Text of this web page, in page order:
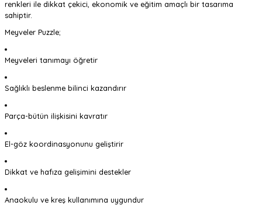
renkleri ile dikkat çekici, ekonomik ve eğitim amaçlı bir tasarıma
sahiptir.
Meyveler Puzzle;
Meyveleri tanımayı öğretir
Sağlıklı beslenme bilinci kazandırır
Parça-bütün ilişkisini kavratır
El-göz koordinasyonunu geliştirir
Dikkat ve hafıza gelişimini destekler
Anaokulu ve kreş kullanımına uygundur